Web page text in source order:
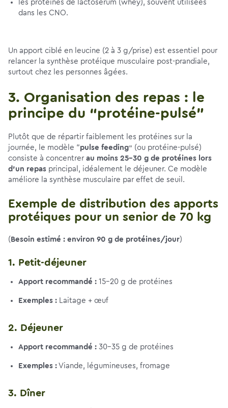
les protéines de lactosérum (whey), souvent utilisées
dans les CNO.
Un apport ciblé en leucine (2 à 3 g/prise) est essentiel pour
relancer la synthèse protéique musculaire post-prandiale,
surtout chez les personnes âgées.
3. Organisation des repas : le
principe du “protéine-pulsé”
Plutôt que de répartir faiblement les protéines sur la
journée, le modèle “pulse feeding” (ou protéine-pulsé)
consiste à concentrer au moins 25-30 g de protéines lors
d’un repas principal, idéalement le déjeuner. Ce modèle
améliore la synthèse musculaire par effet de seuil.
Exemple de distribution des apports
protéiques pour un senior de 70 kg
(Besoin estimé : environ 90 g de protéines/jour)
1. Petit-déjeuner
Apport recommandé : 15–20 g de protéines
Exemples : Laitage + œuf
2. Déjeuner
Apport recommandé : 30–35 g de protéines
Exemples : Viande, légumineuses, fromage
3. Dîner